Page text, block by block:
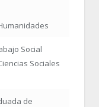
Social
Sociales
de